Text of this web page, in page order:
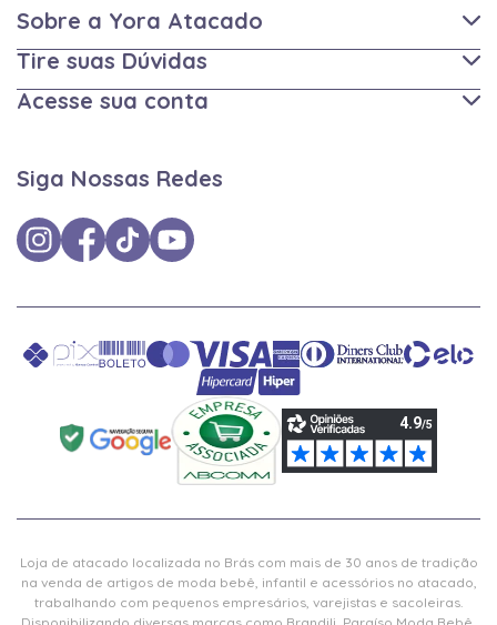
Sobre a Yora Atacado
Tire suas Dúvidas
Acesse sua conta
Siga Nossas Redes
Loja de atacado localizada no Brás com mais de 30 anos de tradição
na venda de artigos de moda bebê, infantil e acessórios no atacado,
trabalhando com pequenos empresários, varejistas e sacoleiras.